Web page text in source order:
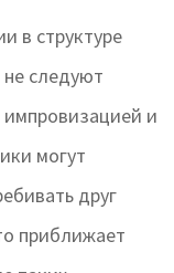
в структуре
следуют
импровизацией и
могут
друг
приближает